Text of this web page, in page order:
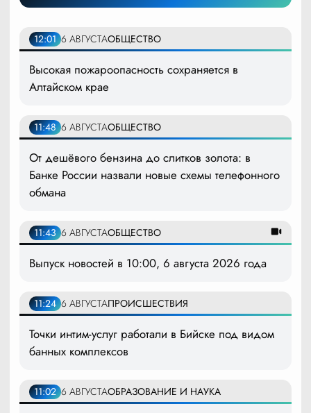
12:01 6 АВГУСТАОБЩЕСТВО
Высокая пожароопасность сохраняется в
Алтайском крае
11:48 6 АВГУСТАОБЩЕСТВО
От дешёвого бензина до слитков золота: в
Банке России назвали новые схемы телефонного
обмана
11:43 6 АВГУСТАОБЩЕСТВО
Выпуск новостей в 10:00, 6 августа 2026 года
11:24 6 АВГУСТАПРОИСШЕСТВИЯ
Точки интим-услуг работали в Бийске под видом
банных комплексов
11:02 6 АВГУСТАОБРАЗОВАНИЕ И НАУКА